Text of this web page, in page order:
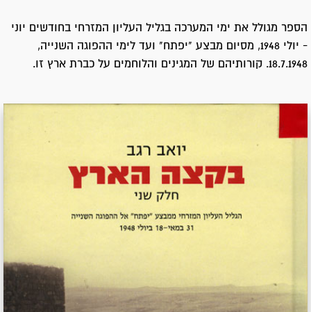
הספר מגולל את ימי המערכה בגליל העליון המזרחי בחודשים יוני
- יולי 1948, מסיום מבצע "יפתח" ועד לימי ההפוגה השנייה,
18.7.1948. קורותיהם של המגינים והלוחמים על כברת ארץ זו.